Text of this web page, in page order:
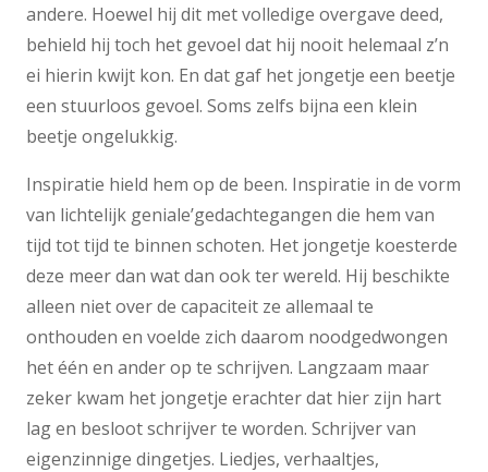
andere. Hoewel hij dit met volledige overgave deed,
behield hij toch het gevoel dat hij nooit helemaal z’n
ei hierin kwijt kon. En dat gaf het jongetje een beetje
een stuurloos gevoel. Soms zelfs bijna een klein
beetje ongelukkig.
Inspiratie hield hem op de been. Inspiratie in de vorm
van lichtelijk geniale’gedachtegangen die hem van
tijd tot tijd te binnen schoten. Het jongetje koesterde
deze meer dan wat dan ook ter wereld. Hij beschikte
alleen niet over de capaciteit ze allemaal te
onthouden en voelde zich daarom noodgedwongen
het één en ander op te schrijven. Langzaam maar
zeker kwam het jongetje erachter dat hier zijn hart
lag en besloot schrijver te worden. Schrijver van
eigenzinnige dingetjes. Liedjes, verhaaltjes,